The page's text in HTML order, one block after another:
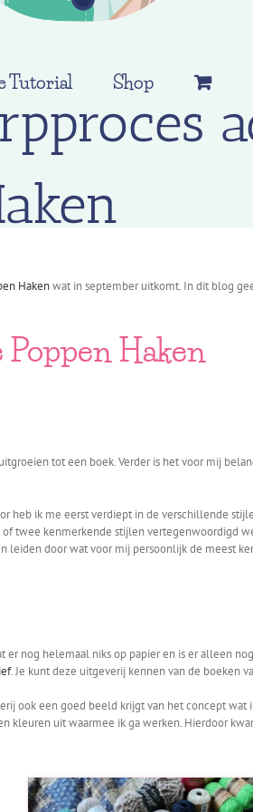
Tutorial Shop
Hakenwat in september uitkomt. In dit blog
Haken
tot een boek. Verder is het voor mij
heb ik me eerst verdiept in de verschillende
twee kenmerkende stijlen vertegenwoordigd
leiden door wat voor mij persoonlijk de meest
nog helemaal niks op papier en is er alleen
. Je kunt deze uitgeverij kennen van de boeken
ook een goed beeld krijgt van het concept wat
kleuren uit waarmee ik ga werken. Hierdoor